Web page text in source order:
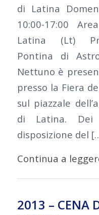
di Latina
10:00-17:00
Latina (Lt)
Pontina di
Nettuno è
presso la Fiera
sul piazzale
di Latina. Dei
disposizione del
Continua a
2013 – CENA